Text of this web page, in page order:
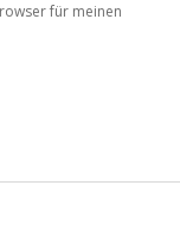
für meinen